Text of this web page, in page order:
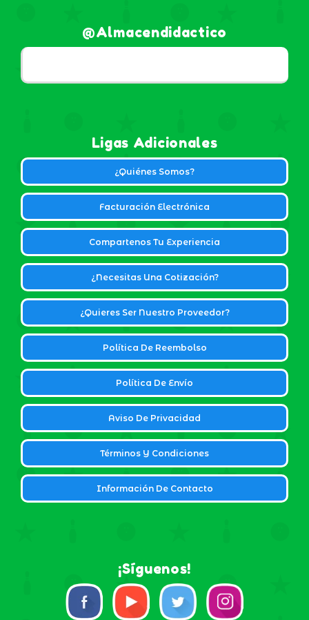
@almacendidactico
Ligas Adicionales
¿Quiénes Somos?
Facturación Electrónica
Compartenos Tu Experiencia
¿Necesitas Una Cotización?
¿Quieres Ser Nuestro Proveedor?
Política De Reembolso
Política De Envío
Aviso De Privacidad
Términos Y Condiciones
Información De Contacto
¡Síguenos!